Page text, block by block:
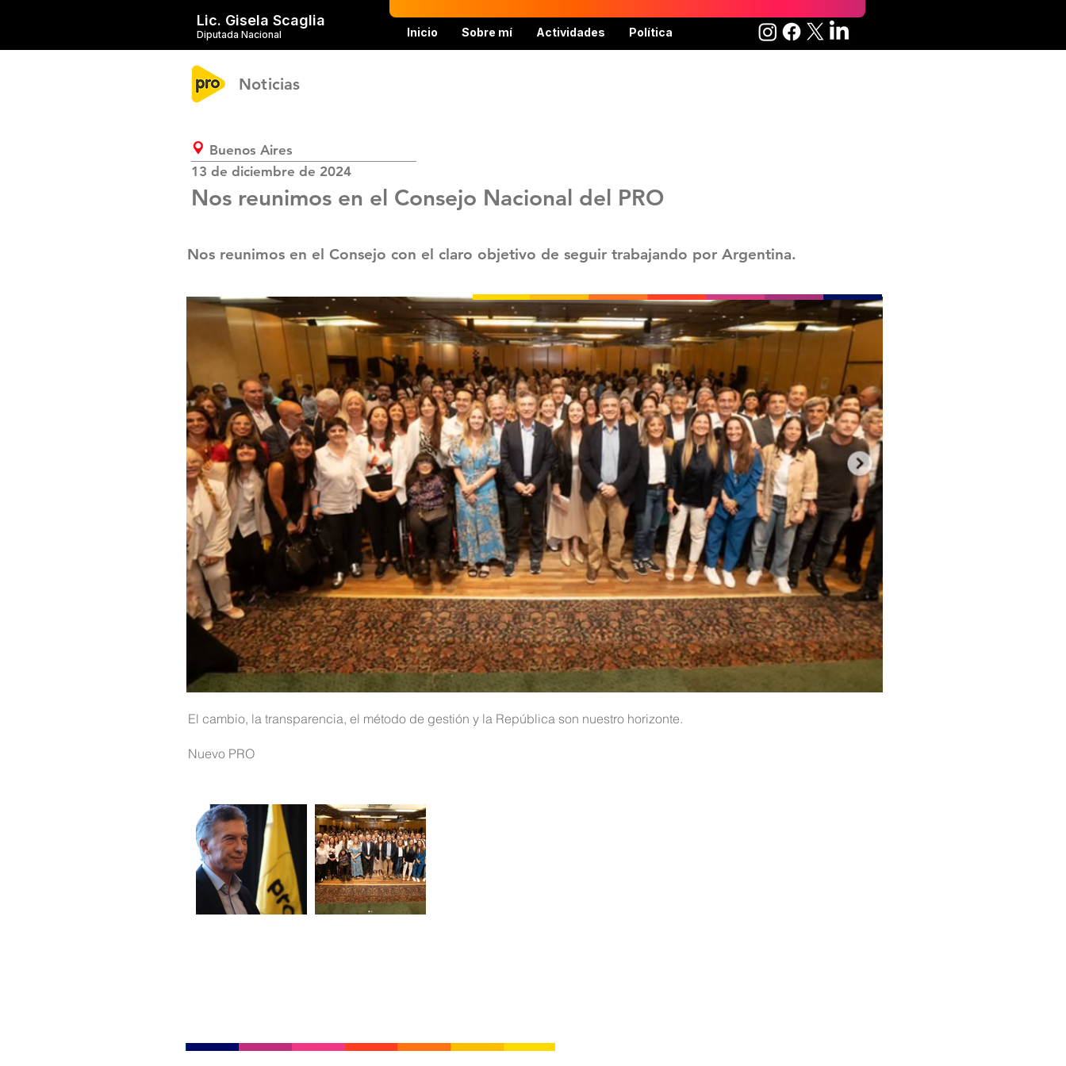
Diputada Nacional
Lic. Gisela Scaglia
Inicio Sobre mí Actividades Política
Noticias
Buenos Aires
13 de diciembre de 2024
Nos reunimos en el Consejo Nacional del PRO
Nos reunimos en el Consejo con el claro objetivo de seguir trabajando por Argentina.
El cambio, la transparencia, el método de gestión y la República son nuestro horizonte.
Nuevo PRO